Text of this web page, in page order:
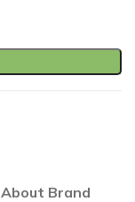
About Brand